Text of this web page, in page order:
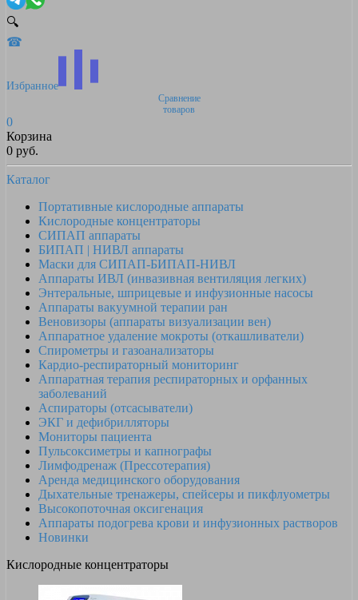
🔍
☎
Избранное
Сравнение
товаров
0
Корзина
0 руб.
Каталог
Портативные кислородные аппараты
Кислородные концентраторы
СИПАП аппараты
БИПАП | НИВЛ аппараты
Маски для СИПАП-БИПАП-НИВЛ
Аппараты ИВЛ (инвазивная вентиляция легких)
Энтеральные, шприцевые и инфузионные насосы
Аппараты вакуумной терапии ран
Веновизоры (аппараты визуализации вен)
Аппаратное удаление мокроты (откашливатели)
Спирометры и газоанализаторы
Кардио-респираторный мониторинг
Аппаратная терапия респираторных и орфанных
заболеваний
Аспираторы (отсасыватели)
ЭКГ и дефибрилляторы
Мониторы пациента
Пульсоксиметры и капнографы
Лимфодренаж (Прессотерапия)
Аренда медицинского оборудования
Дыхательные тренажеры, спейсеры и пикфлуометры
Высокопоточная оксигенация
Аппараты подогрева крови и инфузионных растворов
Новинки
Кислородные концентраторы